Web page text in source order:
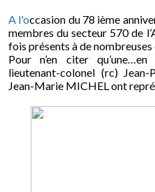
A l'occasion du 78 ième
membres du secteur 570 de
fois présents à de
Pour n’en citer
lieutenant-colonel (rc)
Jean-Marie MICHEL ont